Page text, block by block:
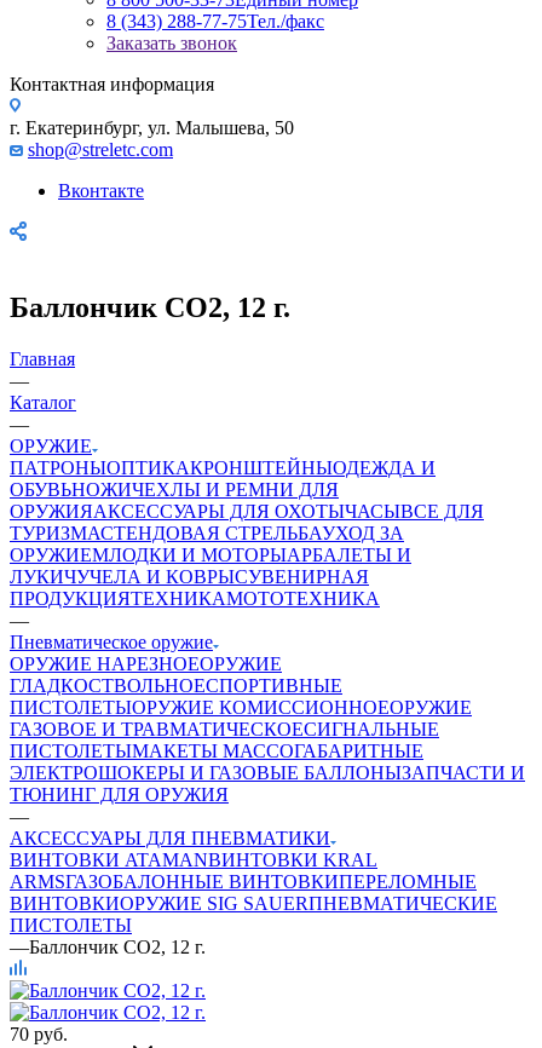
8 (343) 288-77-75Тел./факс
Заказать звонок
Контактная информация
г. Екатеринбург, ул. Малышева, 50
shop@streletc.com
Вконтакте
Баллончик СО2, 12 г.
Главная
—
Каталог
—
ОРУЖИЕ
ПАТРОНЫОПТИКАКРОНШТЕЙНЫОДЕЖДА И
ОБУВЬНОЖИЧЕХЛЫ И РЕМНИ ДЛЯ
ОРУЖИЯАКСЕССУАРЫ ДЛЯ ОХОТЫЧАСЫВСЕ ДЛЯ
ТУРИЗМАСТЕНДОВАЯ СТРЕЛЬБАУХОД ЗА
ОРУЖИЕМЛОДКИ И МОТОРЫАРБАЛЕТЫ И
ЛУКИЧУЧЕЛА И КОВРЫСУВЕНИРНАЯ
ПРОДУКЦИЯТЕХНИКАМОТОТЕХНИКА
—
Пневматическое оружие
ОРУЖИЕ НАРЕЗНОЕОРУЖИЕ
ГЛАДКОСТВОЛЬНОЕСПОРТИВНЫЕ
ПИСТОЛЕТЫОРУЖИЕ КОМИССИОННОЕОРУЖИЕ
ГАЗОВОЕ И ТРАВМАТИЧЕСКОЕСИГНАЛЬНЫЕ
ПИСТОЛЕТЫМАКЕТЫ МАССОГАБАРИТНЫЕ
ЭЛЕКТРОШОКЕРЫ И ГАЗОВЫЕ БАЛЛОНЫЗАПЧАСТИ И
ТЮНИНГ ДЛЯ ОРУЖИЯ
—
АКСЕССУАРЫ ДЛЯ ПНЕВМАТИКИ
ВИНТОВКИ ATAMANВИНТОВКИ KRAL
ARMSГАЗОБАЛОННЫЕ ВИНТОВКИПЕРЕЛОМНЫЕ
ВИНТОВКИОРУЖИЕ SIG SAUERПНЕВМАТИЧЕСКИЕ
ПИСТОЛЕТЫ
—Баллончик СО2, 12 г.
70 руб.